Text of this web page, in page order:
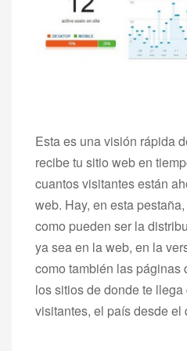
Esta es una visión rápida
recibe tu sitio web en
cuantos visitantes están
web. Hay, en esta
como pueden ser la
ya sea en la web, en la
como también las páginas
los sitios de donde te
visitantes, el país desde el